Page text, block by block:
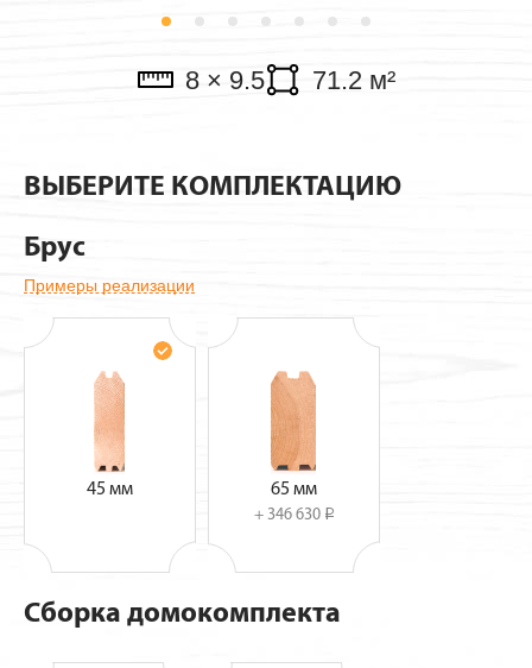
8 × 9.5 71.2 м²
ВЫБЕРИТЕ КОМПЛЕКТАЦИЮ
Брус
Примеры реализации
45 мм 65 мм
+ 346 630 i
Сборка домокомплекта